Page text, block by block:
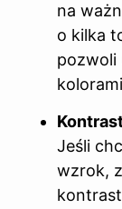
na
o kilka
pozwoli
Jeśli
wzrok,